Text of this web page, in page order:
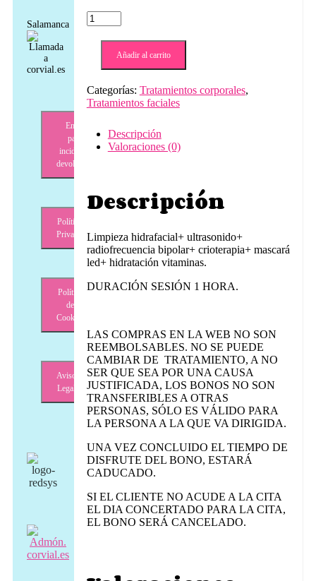
Higiene
facial
profunda:
Limpieza
hidrafacial
ultrasonido
+
bipolar
led
+
vitaminas
👤
DIAGNÓSTICO
CON
Añadir al carrito
Categorías: Tratamientos corporales,
Tratamientos faciales
Descripción
Valoraciones (0)
Descripción
Limpieza hidrafacial+ ultrasonido+
radiofrecuencia bipolar+ crioterapia+ mascará
led+ hidratación vitaminas.
DURACIÓN SESIÓN 1 HORA.
LAS COMPRAS EN LA WEB NO SON
REEMBOLSABLES. NO SE PUEDE
CAMBIAR DE TRATAMIENTO, A NO
SER QUE SEA POR UNA CAUSA
JUSTIFICADA, LOS BONOS NO SON
TRANSFERIBLES A OTRAS
PERSONAS, SÓLO ES VÁLIDO PARA
LA PERSONA A LA QUE VA DIRIGIDA.
UNA VEZ CONCLUIDO EL TIEMPO DE
DISFRUTE DEL BONO, ESTARÁ
CADUCADO.
SI EL CLIENTE NO ACUDE A LA CITA
EL DIA CONCERTADO PARA LA CITA,
EL BONO SERÁ CANCELADO.
Salamanca
Envíos,
pagos,
incidencias,
devoluciones
Política de
Privacidad
Política
de
Cookies
Aviso
Legal